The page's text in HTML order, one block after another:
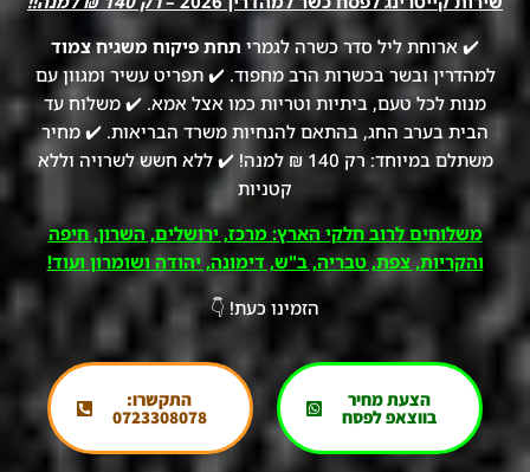
✔️ ארוחת ליל סדר כשרה לגמרי תחת פיקוח משגיח צמוד
למהדרין ובשר בכשרות הרב מחפוד. ✔️ תפריט עשיר ומגוון עם
מנות לכל טעם, ביתיות וטריות כמו אצל אמא. ✔️ משלוח עד
הבית בערב החג, בהתאם להנחיות משרד הבריאות. ✔️ מחיר
משתלם במיוחד: רק 140 ₪ למנה! ✔️ ללא חשש לשרויה וללא
קטניות
משלוחים לרוב חלקי הארץ: מרכז, ירושלים, השרון, חיפה
והקריות, צפת, טבריה, ב"ש, דימונה, יהודה ושומרון ועוד!
הזמינו כעת! 👇
הצעת מחיר
בווצאפ לפסח
התקשרו:
0723308078